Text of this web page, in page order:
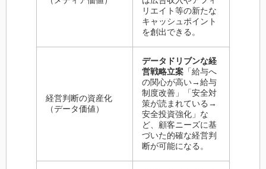
リエイト等の新たな
キャッシュポイント
を創出できる。
経営判断の資産化
（データ価値）
データドリブンな経
営戦略立案 「給与へ
の関心が高い→給与
制度改善」「安全対
策が読まれている→
安全投資強化」な
ど、顧客ニーズに基
づいた的確な経営判
断が可能になる。